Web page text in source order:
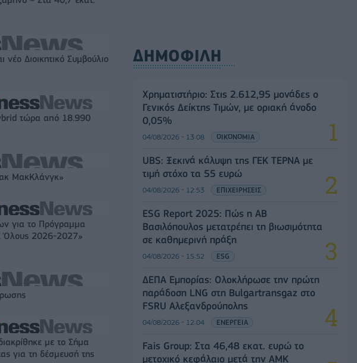
νέο Διοικητικό Συμβούλιο
τώρα από 18.990
ΜακΚλάνγκ»
για το Πρόγραμμα
Όλους 2026-2027»
με το Σήμα
για τη δέσμευσή της
ΔΗΜΟΦΙΛΗ
Χρηματιστήριο: Στις 2.612,95 μονάδες ο
Γενικός Δείκτης Τιμών, με οριακή άνοδο
0,05%
04/08/2026 - 13:08 ΟΙΚΟΝΟΜΙΑ
UBS: Ξεκινά κάλυψη της ΓΕΚ ΤΕΡΝΑ με
τιμή στόχο τα 55 ευρώ
04/08/2026 - 12:53 ΕΠΙΧΕΙΡΗΣΕΙΣ
ESG Report 2025: Πώς η ΑΒ
Βασιλόπουλος μετατρέπει τη βιωσιμότητα
σε καθημερινή πράξη
04/08/2026 - 15:52 ESG
ΔΕΠΑ Εμπορίας: Ολοκλήρωσε την πρώτη
παράδοση LNG στη Bulgartransgaz στο
FSRU Αλεξανδρούπολης
04/08/2026 - 12:04 ΕΝΕΡΓΕΙΑ
Fais Group: Στα 46,48 εκατ. ευρώ το
μετοχικό κεφάλαιο μετά την ΑΜΚ